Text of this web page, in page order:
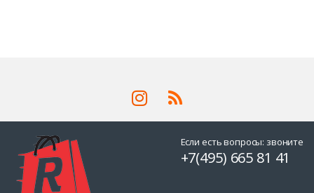
Если есть вопросы: звоните
+7(495) 665 81 41